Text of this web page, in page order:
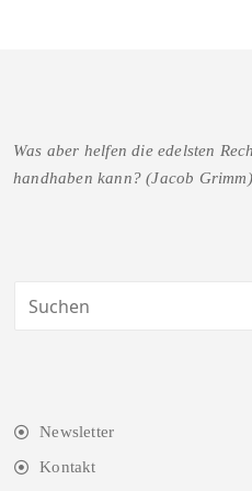
Was aber helfen die edelsten
handhaben kann? (Jacob Grimm)
Newsletter
Kontakt